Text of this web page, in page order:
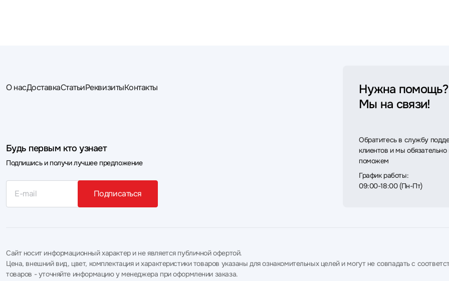
О насДоставкаСтатьиРеквизитыКонтакты
Будь первым кто узнает
Подпишись и получи лучшее предложение
Подписаться
Нужна помощь?
Мы на связи!
Обратитесь в службу
клиентов и мы
поможем
График работы:
09:00-18:00 (Пн-Пт)
Сайт носит информационный характер и не является публичной офертой.
Цена, внешний вид, цвет, комплектация и характеристики товаров указаны для ознакомительных целей и могут не совпадать с
товаров - уточняйте информацию у менеджера при оформлении заказа.